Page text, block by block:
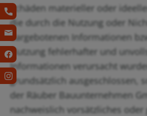
Schäden materieller oder
die durch die Nutzung oder
dargebotenen Informationen
Nutzung fehlerhafter und
Informationen verursacht
grundsätzlich ausgeschlossen,
der Räuber Bauunternehmen
nachweislich vorsätzliches oder